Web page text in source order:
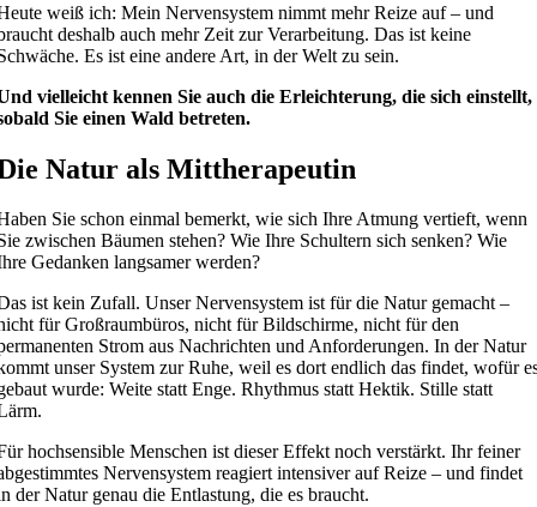
weiß ich: Mein Nervensystem nimmt mehr Reize auf – und
deshalb auch mehr Zeit zur Verarbeitung. Das ist keine
Es ist eine andere Art, in der Welt zu sein.
vielleicht kennen Sie auch die Erleichterung, die sich einstellt,
Sie einen Wald betreten.
Natur als Mittherapeutin
Sie schon einmal bemerkt, wie sich Ihre Atmung vertieft, wenn
zwischen Bäumen stehen? Wie Ihre Schultern sich senken? Wie
Gedanken langsamer werden?
ist kein Zufall. Unser Nervensystem ist für die Natur gemacht –
für Großraumbüros, nicht für Bildschirme, nicht für den
Strom aus Nachrichten und Anforderungen. In der Natur
unser System zur Ruhe, weil es dort endlich das findet, wofür
wurde: Weite statt Enge. Rhythmus statt Hektik. Stille statt
hochsensible Menschen ist dieser Effekt noch verstärkt. Ihr feiner
Nervensystem reagiert intensiver auf Reize – und findet
der Natur genau die Entlastung, die es braucht.